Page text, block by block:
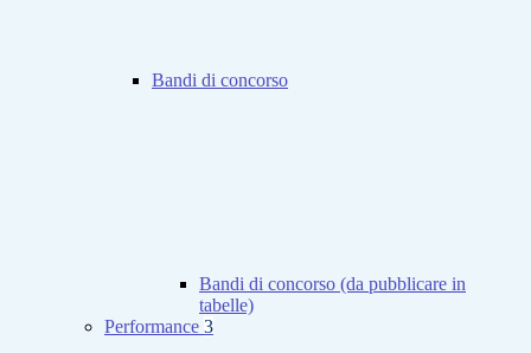
Bandi di concorso
Bandi di concorso (da pubblicare in
tabelle)
Performance 3